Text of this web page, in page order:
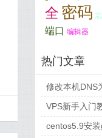
全 密码
端口 编辑器
热门文章
修改本机DNS
VPS新手入门
centos5.9安